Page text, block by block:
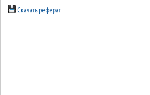
Скачать реферат